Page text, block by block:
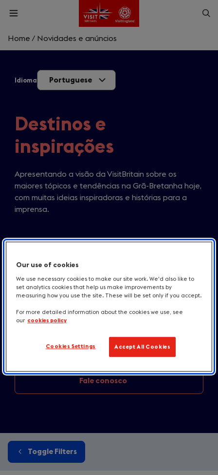
Skip
content
Open
a
Home / Novidades e anúncios
Idioma Portuguese
Destinos e
inspirações
Apresentando a visão da VisitBritain sobre os
maiores tópicos e tendências na Grã-Bretanha hoje,
com muitas ideias inspiradoras e histórias para a
imprensa.
Destinose inspirações
Recursos para
Fale conosco
Toggle Filters
Our use of cookies
We use necessary cookies to make our site work. We'd also like to
set analytics cookies that help us make improvements by
measuring how you use the site. These will be set only if you accept.
For more detailed information about the cookies we use, see
our cookies policy
Cookies Settings Accept All Cookies